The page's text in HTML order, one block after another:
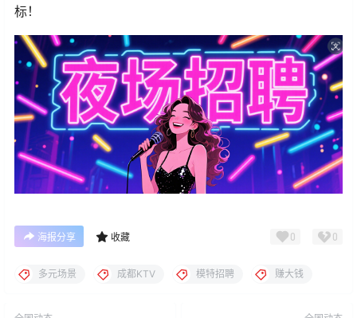
标！
海报分享 收藏 0 0
多元场景 成都KTV 模特招聘 赚大钱